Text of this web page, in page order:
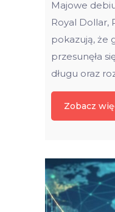
Majowe
Royal Dollar,
pokazują, że
przesunęła
długu oraz
Zobacz